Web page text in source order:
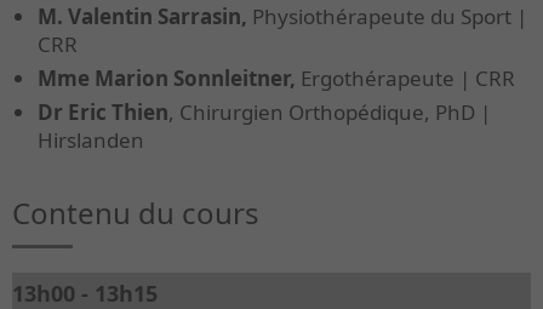
M. Valentin Sarrasin, Physiothérapeute du Sport |
CRR
Mme Marion Sonnleitner, Ergothérapeute | CRR
Dr Eric Thien, Chirurgien Orthopédique, PhD |
Hirslanden
Contenu du cours
13h00 - 13h15